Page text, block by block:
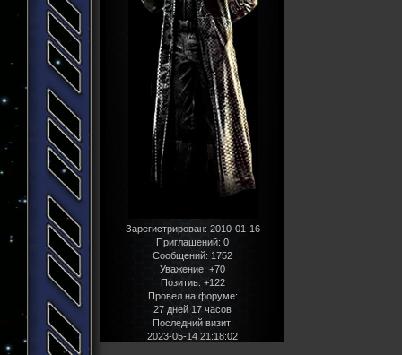
Зарегистрирован: 2010-01-16
Приглашений: 0
Сообщений: 1752
Уважение: +70
Позитив: +122
Провел на форуме:
27 дней 17 часов
Последний визит:
2023-05-14 21:18:02